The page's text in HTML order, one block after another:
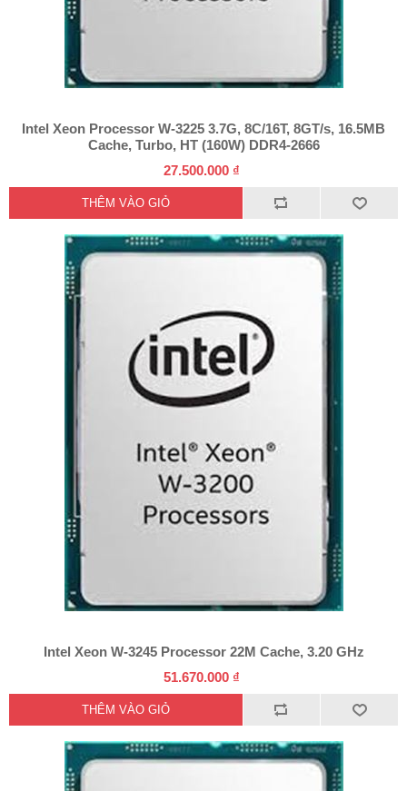
Intel Xeon Processor W-3225 3.7G, 8C/16T, 8GT/s, 16.5MB
Cache, Turbo, HT (160W) DDR4-2666
27.500.000 ₫
Intel Xeon W-3245 Processor 22M Cache, 3.20 GHz
51.670.000 ₫